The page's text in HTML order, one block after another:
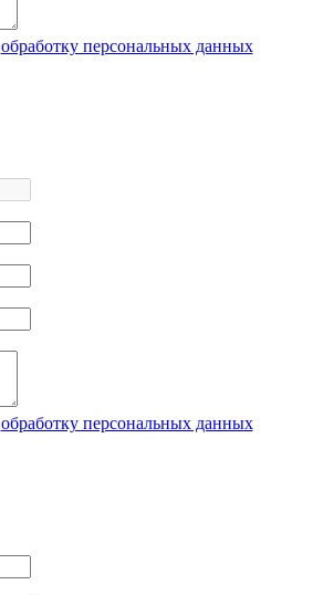
обработку персональных данных
обработку персональных данных